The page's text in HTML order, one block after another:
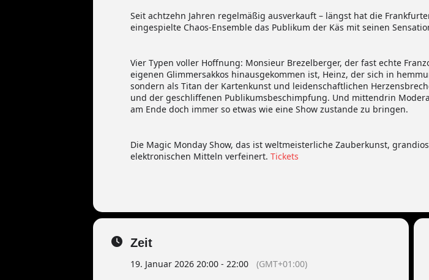
Seit achtzehn Jahren regelmäßig ausverkauft – längst hat die
eingespielte Chaos-Ensemble das Publikum der Käs mit seinen
Vier Typen voller Hoffnung: Monsieur Brezelberger, der fast echte
eigenen Glimmersakkos hinausgekommen ist, Heinz, der sich in
sondern als Titan der Kartenkunst und leidenschaftlichen
und der geschliffenen Publikumsbeschimpfung. Und mittendrin
am Ende doch immer so etwas wie eine Show zustande zu bringen.
Die Magic Monday Show, das ist weltmeisterliche Zauberkunst,
elektronischen Mitteln verfeinert. Tickets
Zeit
19. Januar 2026 20:00 - 22:00 (GMT+01:00)